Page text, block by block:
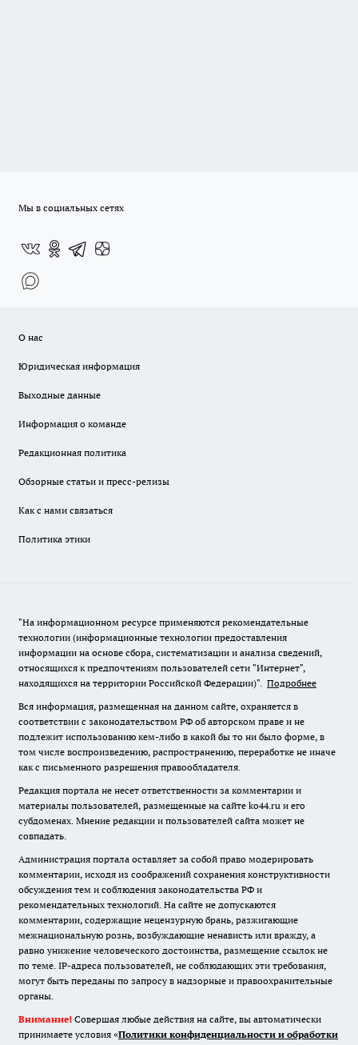
Мы в социальных сетях
О нас
Юридическая информация
Выходные данные
Информация о команде
Редакционная политика
Обзорные статьи и пресс-релизы
Как с нами связаться
Политика этики
"На информационном ресурсе применяются рекомендательные
технологии (информационные технологии предоставления
информации на основе сбора, систематизации и анализа сведений,
относящихся к предпочтениям пользователей сети "Интернет",
находящихся на территории Российской Федерации)". Подробнее
Вся информация, размещенная на данном сайте, охраняется в
соответствии с законодательством РФ об авторском праве и не
подлежит использованию кем-либо в какой бы то ни было форме, в
том числе воспроизведению, распространению, переработке не иначе
как с письменного разрешения правообладателя.
Редакция портала не несет ответственности за комментарии и
материалы пользователей, размещенные на сайте ko44.ru и его
субдоменах. Мнение редакции и пользователей сайта может не
совпадать.
Администрация портала оставляет за собой право модерировать
комментарии, исходя из соображений сохранения конструктивности
обсуждения тем и соблюдения законодательства РФ и
рекомендательных технологий. На сайте не допускаются
комментарии, содержащие нецензурную брань, разжигающие
межнациональную рознь, возбуждающие ненависть или вражду, а
равно унижение человеческого достоинства, размещение ссылок не
по теме. IP-адреса пользователей, не соблюдающих эти требования,
могут быть переданы по запросу в надзорные и правоохранительные
органы.
Внимание! Совершая любые действия на сайте, вы автоматически
принимаете условия «Политики конфиденциальности и обработки